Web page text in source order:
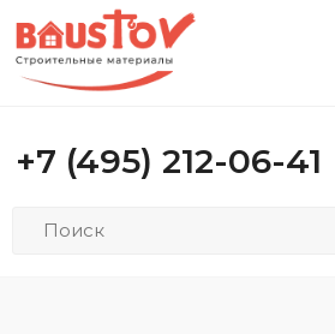
+7 (495) 212-06-41